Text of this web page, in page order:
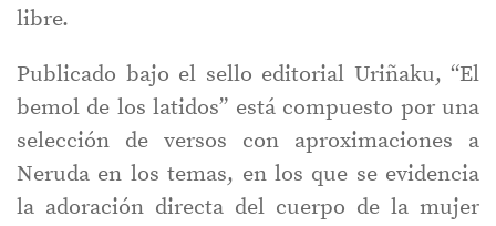
libre.
Publicado bajo el sello editorial Uriñaku, “El
bemol de los latidos” está compuesto por una
selección de versos con aproximaciones a
Neruda en los temas, en los que se evidencia
la adoración directa del cuerpo de la mujer